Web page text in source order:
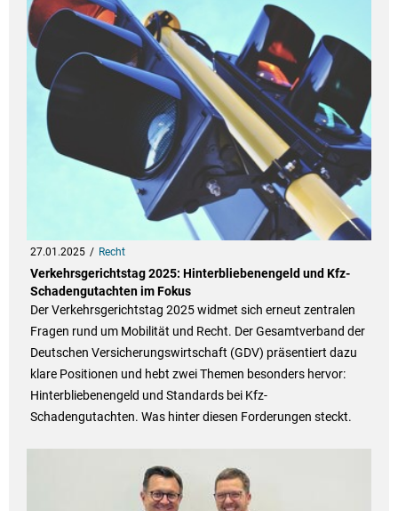
27.01.2025 Recht
Verkehrsgerichtstag 2025: Hinterbliebenengeld und Kfz-
Schadengutachten im Fokus
Der Verkehrsgerichtstag 2025 widmet sich erneut zentralen
Fragen rund um Mobilität und Recht. Der Gesamtverband der
Deutschen Versicherungswirtschaft (GDV) präsentiert dazu
klare Positionen und hebt zwei Themen besonders hervor:
Hinterbliebenengeld und Standards bei Kfz-
Schadengutachten. Was hinter diesen Forderungen steckt.